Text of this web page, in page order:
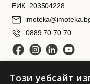
ЕИК: 203504228
0889 70 70 70
Този уебсайт